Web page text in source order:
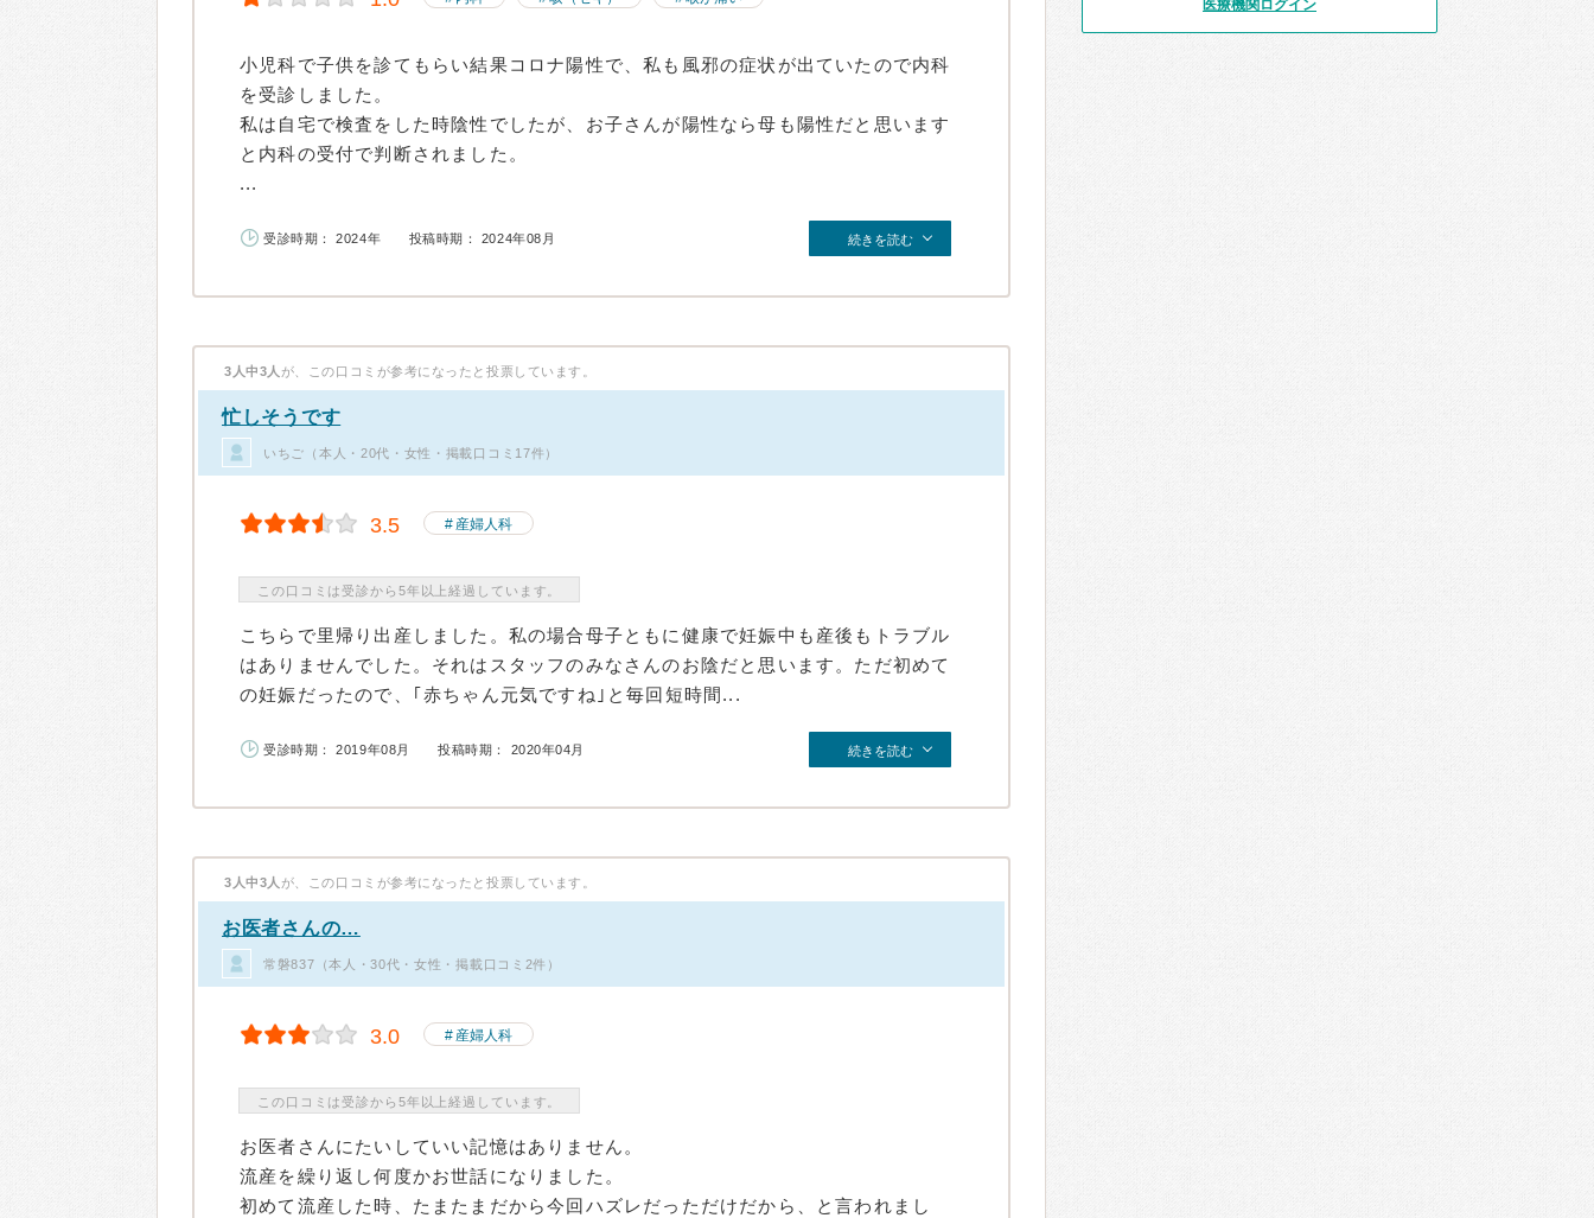
小児科で子供を診てもらい結果コロナ陽性で、私も風邪の症状が出ていたので内科
を受診しました。
私は自宅で検査をした時陰性でしたが、お子さんが陽性なら母も陽性だと思います
と内科の受付で判断されました。
...
受診時期： 2024年 投稿時期： 2024年08月 続きを読む
3人中3人 が、この口コミが参考になったと投票しています。
忙しそうです
いちご（本人・20代・女性・掲載口コミ17件）
3.5 産婦人科
この口コミは受診から5年以上経過しています。
こちらで里帰り出産しました。私の場合母子ともに健康で妊娠中も産後もトラブル
はありませんでした。それはスタッフのみなさんのお陰だと思います。ただ初めて
の妊娠だったので、｢赤ちゃん元気ですね｣と毎回短時間...
受診時期： 2019年08月 投稿時期： 2020年04月 続きを読む
3人中3人 が、この口コミが参考になったと投票しています。
お医者さんの…
常磐837（本人・30代・女性・掲載口コミ2件）
3.0 産婦人科
この口コミは受診から5年以上経過しています。
お医者さんにたいしていい記憶はありません。
流産を繰り返し何度かお世話になりました。
初めて流産した時、たまたまだから今回ハズレだっただけだから、と言われまし
医療機関ログイン